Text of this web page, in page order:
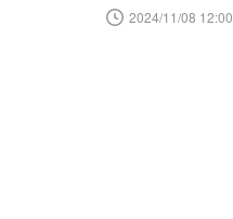
2024/11/08 12:00